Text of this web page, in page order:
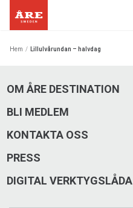
Hem / Lillulvårundan – halvdag
OM ÅRE DESTINATION
BLI MEDLEM
KONTAKTA OSS
PRESS
DIGITAL VERKTYGSLÅDA